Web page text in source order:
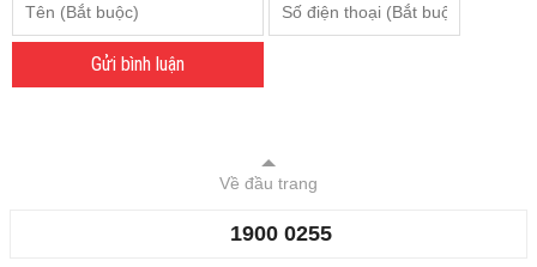
Gửi bình luận
Về đầu trang
1900 0255